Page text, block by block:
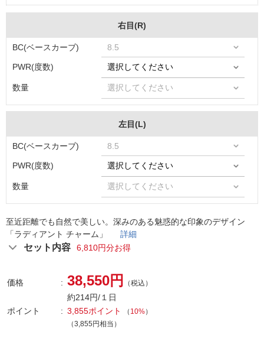
右目(R)
BC(ベースカーブ)
PWR(度数)
数量
左目(L)
BC(ベースカーブ)
PWR(度数)
数量
至近距離でも自然で美しい。深みのある魅惑的な印象のデザイン
「ラディアント チャーム」 詳細
セット内容 6,810円分お得
価格 38,550円 （税込）
約214円/１日
ポイント
3,855ポイント （ 10%）
（3,855円相当）